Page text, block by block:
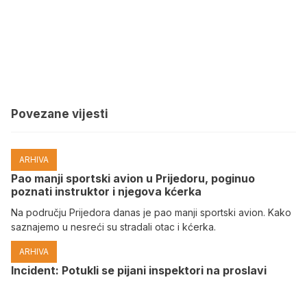
Povezane vijesti
ARHIVA
Pao manji sportski avion u Prijedoru, poginuo
poznati instruktor i njegova kćerka
Na području Prijedora danas je pao manji sportski avion. Kako
saznajemo u nesreći su stradali otac i kćerka.
ARHIVA
Incident: Potukli se pijani inspektori na proslavi